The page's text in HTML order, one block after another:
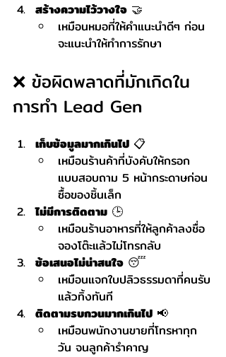
สร้างความไว้วางใจ 🤝
เหมือนหมอที่ให้คำแนะนำดีๆ ก่อน
จะแนะนำให้ทำการรักษา
❌ ข้อผิดพลาดที่มักเกิดใน
การทำ Lead Gen
เก็บข้อมูลมากเกินไป 📋
เหมือนร้านค้าที่บังคับให้กรอก
แบบสอบถาม 5 หน้ากระดาษก่อน
ซื้อของชิ้นเล็ก
ไม่มีการติดตาม 🕒
เหมือนร้านอาหารที่ให้ลูกค้าลงชื่อ
จองโต๊ะแล้วไม่โทรกลับ
ข้อเสนอไม่น่าสนใจ 😴
เหมือนแจกใบปลิวธรรมดาที่คนรับ
แล้วทิ้งทันที
ติดตามรบกวนมากเกินไป 📢
เหมือนพนักงานขายที่โทรหาทุก
วัน จนลูกค้ารำคาญ